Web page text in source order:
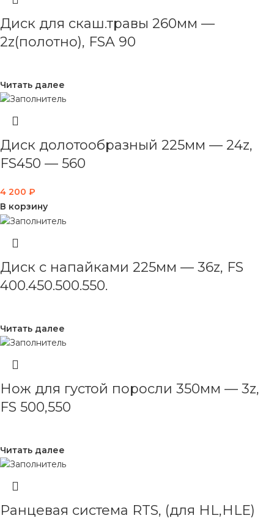
Диск для скаш.травы 260мм —
2z(полотно), FSA 90
Читать далее
Диск долотообразный 225мм — 24z,
FS450 — 560
4 200 ₽
В корзину
Диск с напайками 225мм — 36z, FS
400.450.500.550.
Читать далее
Нож для густой поросли 350мм — 3z,
FS 500,550
Читать далее
Ранцевая система RTS, (для HL,HLE)